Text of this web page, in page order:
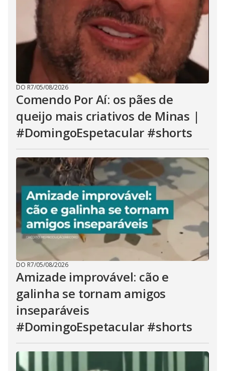
DO R7/05/08/2026
Comendo Por Aí: os pães de
queijo mais criativos de Minas |
#DomingoEspetacular #shorts
DO R7/05/08/2026
Amizade improvável: cão e
galinha se tornam amigos
inseparáveis
#DomingoEspetacular #shorts